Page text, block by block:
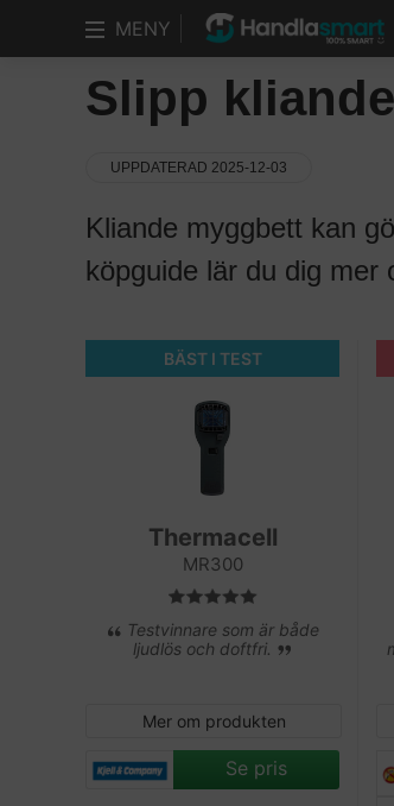
MENY
Slipp
UPPDATERAD 2025-12-03
Kliande myggbett kan
köpguide lär du dig mer
BÄST I TEST
Thermacell
MR300
Testvinnare som är både
ljudlös och doftfri.
Mer om produkten
Se pris